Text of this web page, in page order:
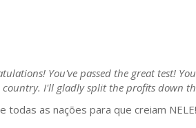
You've passed the great test!
I'll gladly split the profits down
todas as nações para que creiam NELE!